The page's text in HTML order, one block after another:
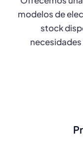
modelos de
stock